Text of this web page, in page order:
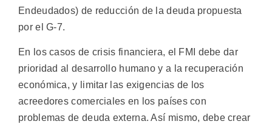
Endeudados) de reducción de la deuda propuesta
por el G-7.
En los casos de crisis financiera, el FMI debe dar
prioridad al desarrollo humano y a la recuperación
económica, y limitar las exigencias de los
acreedores comerciales en los países con
problemas de deuda externa. Así mismo, debe crear